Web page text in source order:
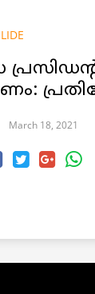
March 18, 2021